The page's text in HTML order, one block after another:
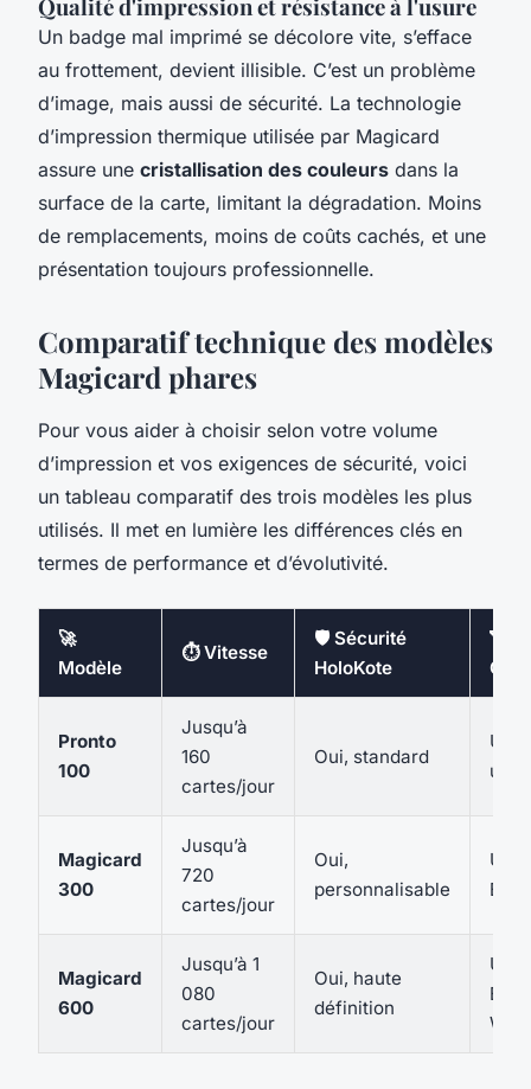
Qualité d'impression et résistance à l'usure
Un badge mal imprimé se décolore vite, s’efface
au frottement, devient illisible. C’est un problème
d’image, mais aussi de sécurité. La technologie
d’impression thermique utilisée par Magicard
assure une cristallisation des couleurs dans la
surface de la carte, limitant la dégradation. Moins
de remplacements, moins de coûts cachés, et une
présentation toujours professionnelle.
Comparatif technique des modèles
Magicard phares
Pour vous aider à choisir selon votre volume
d’impression et vos exigences de sécurité, voici
un tableau comparatif des trois modèles les plus
utilisés. Il met en lumière les différences clés en
termes de performance et d’évolutivité.
🚀
Modèle
⏱️ Vitesse
🛡️ Sécurité
HoloKote
📶
Pronto
100
Jusqu’à
160
cartes/jour
Oui, standard
USB
Magicard
300
Jusqu’à
720
cartes/jour
Oui,
personnalisable
Magicard
600
Jusqu’à 1
080
cartes/jour
Oui, haute
définition
Wi-